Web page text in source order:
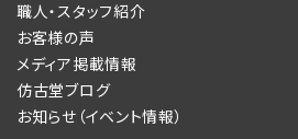
職人・スタッフ紹介
お客様の声
メディア掲載情報
仿古堂ブログ
お知らせ（イベント情報）